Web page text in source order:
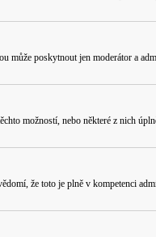
může poskytnout jen moderátor a
možností, nebo některé z nich
že toto je plně v kompetenci